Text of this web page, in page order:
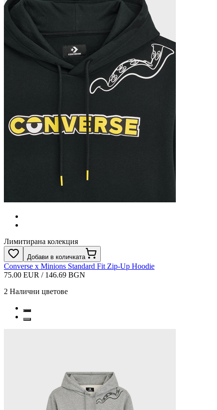
Лимитирана колекция
Добави в количката
Converse x Minions Standard Fit Zip-Up Hoodie
75.00 EUR / 146.69 BGN
2 Налични цветове